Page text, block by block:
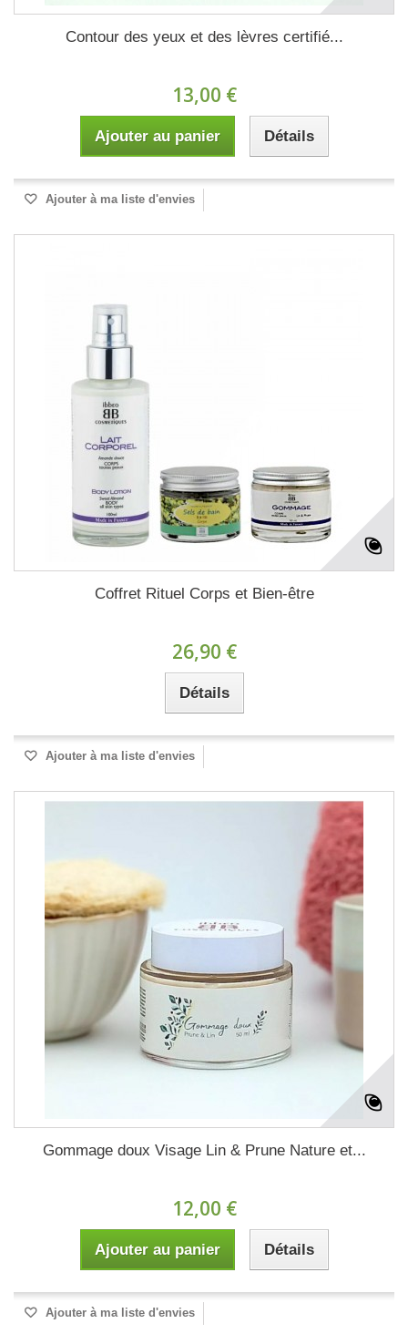
Contour des yeux et des lèvres certifié...
13,00 €
Ajouter au panier Détails
Ajouter à ma liste d'envies
Coffret Rituel Corps et Bien-être
26,90 €
Détails
Ajouter à ma liste d'envies
Gommage doux Visage Lin & Prune Nature et...
12,00 €
Ajouter au panier Détails
Ajouter à ma liste d'envies